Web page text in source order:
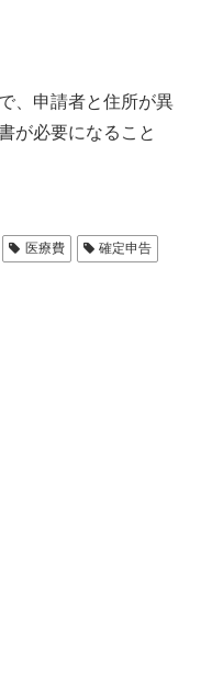
、申請者と住所が異
が必要になること
医療費 確定申告